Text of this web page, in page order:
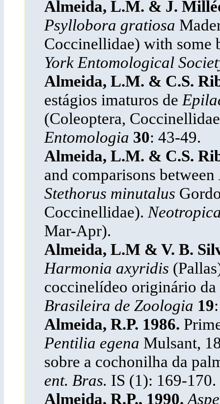
Almeida, L.M. & J.
Psyllobora gratiosa
Coccinellidae) with some
York Entomological
Almeida, L.M. & C.S.
estágios imaturos de
(Coleoptera,
Entomologia 30: 43-49.
Almeida, L.M. & C.S.
and comparisons between
Stethorus minutalus
Coccinellidae).
Mar-Apr).
Almeida, L.M & V. B.
Harmonia axyridis
coccinelídeo originário
Brasileira de Zoologia 19
Almeida, R.P. 1986.
Pentilia egena Mulsant,
sobre a cochonilha da
ent. Bras. IS (1): 169-170.
Almeida, R.P., 1990.